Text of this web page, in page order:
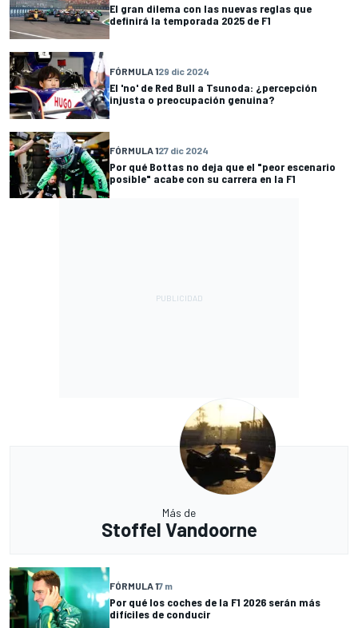
El gran dilema con las nuevas reglas que
definirá la temporada 2025 de F1
FÓRMULA 129 dic 2024
El 'no' de Red Bull a Tsunoda: ¿percepción
injusta o preocupación genuina?
FÓRMULA 127 dic 2024
Por qué Bottas no deja que el "peor escenario
posible" acabe con su carrera en la F1
Más de
Stoffel Vandoorne
FÓRMULA 17 m
Por qué los coches de la F1 2026 serán más
difíciles de conducir